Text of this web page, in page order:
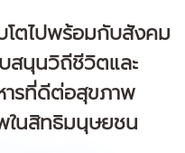
บโตไปพร้อมกับสังคม
สนุนวิถีชีวิตและ
รที่ดีต่อสุขภาพ
ในสิทธิมนุษยชน